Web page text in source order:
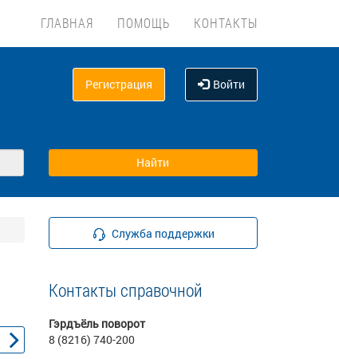
ГЛАВНАЯ ПОМОЩЬ КОНТАКТЫ
Регистрация Войти
Служба поддержки
Контакты справочной
Гэрдъёль поворот
8 (8216) 740-200